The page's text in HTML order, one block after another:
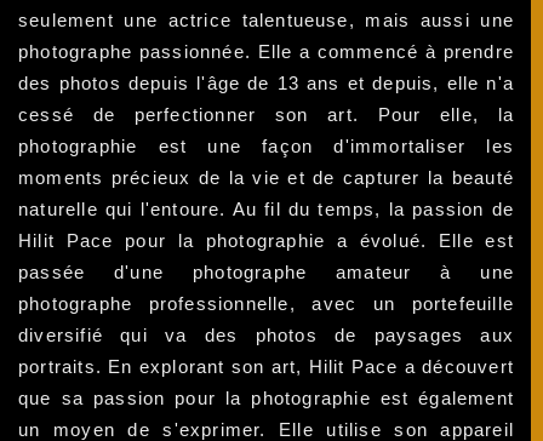
seulement une actrice talentueuse, mais aussi une
photographe passionnée. Elle a commencé à prendre
des photos depuis l'âge de 13 ans et depuis, elle n'a
cessé de perfectionner son art. Pour elle, la
photographie est une façon d'immortaliser les
moments précieux de la vie et de capturer la beauté
naturelle qui l'entoure. Au fil du temps, la passion de
Hilit Pace pour la photographie a évolué. Elle est
passée d'une photographe amateur à une
photographe professionnelle, avec un portefeuille
diversifié qui va des photos de paysages aux
portraits. En explorant son art, Hilit Pace a découvert
que sa passion pour la photographie est également
un moyen de s'exprimer. Elle utilise son appareil